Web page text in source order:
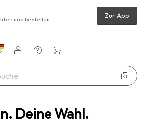
Deine Wahl.
und bestellen Zur App
Glutz Kappenschliessbleche 16630